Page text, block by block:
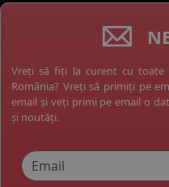
Vreți să fiți la curent cu toate
România? Vreți să primiți pe
email și veți primi pe email o
și noutăți.